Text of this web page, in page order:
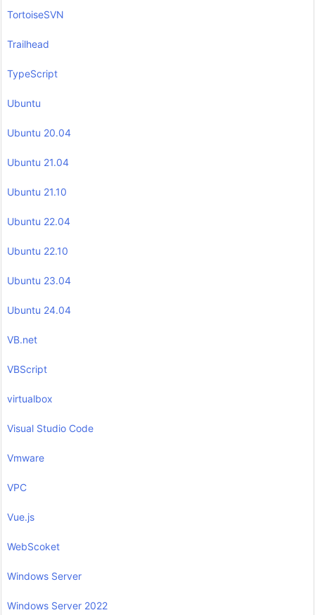
TortoiseSVN
Trailhead
TypeScript
Ubuntu
Ubuntu 20.04
Ubuntu 21.04
Ubuntu 21.10
Ubuntu 22.04
Ubuntu 22.10
Ubuntu 23.04
Ubuntu 24.04
VB.net
VBScript
virtualbox
Visual Studio Code
Vmware
VPC
Vue.js
WebScoket
Windows Server
Windows Server 2022